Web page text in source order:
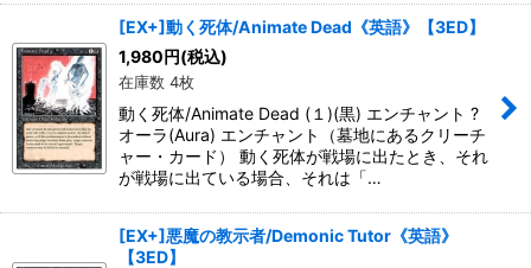
[EX+]動く死体/Animate Dead《英語》【3ED】
1,980円(税込)
在庫数 4枚
動く死体/Animate Dead (１)(黒) エンチャント ?
オーラ(Aura) エンチャント（墓地にあるクリーチ
ャー・カード） 動く死体が戦場に出たとき、それ
が戦場に出ている場合、それは「…
[EX+]悪魔の教示者/Demonic Tutor《英語》
【3ED】